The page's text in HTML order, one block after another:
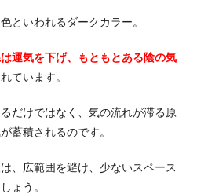
といわれるダークカラー。
運気を下げ、もともとある陰の気
ています。
だけではなく、気の流れが滞る原
蓄積されるのです。
、広範囲を避け、少ないスペース
ょう。